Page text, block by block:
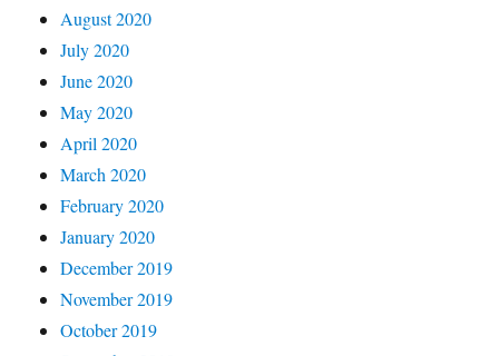
August 2020
July 2020
June 2020
May 2020
April 2020
March 2020
February 2020
January 2020
December 2019
November 2019
October 2019